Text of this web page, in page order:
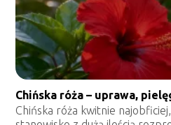
Chińska róża – uprawa,
Chińska róża kwitnie